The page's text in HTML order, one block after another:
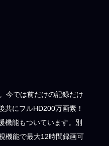
今では前だけの記録だけ
共にフルHD200万画素！
機能もついています。別
機能で最大12時間録画可